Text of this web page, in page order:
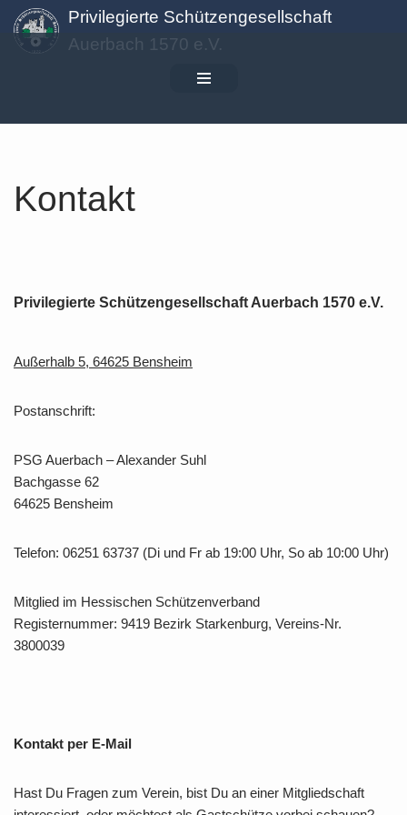
Zum
Privilegierte Schützengesellschaft
Auerbach 1570 e.V.
Kontakt
Privilegierte Schützengesellschaft Auerbach 1570 e.V.
Außerhalb 5, 64625 Bensheim
Postanschrift:
PSG Auerbach – Alexander Suhl
Bachgasse 62
64625 Bensheim
Telefon: 06251 63737 (Di und Fr ab 19:00 Uhr, So ab 10:00 Uhr)
Mitglied im Hessischen Schützenverband
Registernummer: 9419 Bezirk Starkenburg, Vereins-Nr.
3800039
Kontakt per E-Mail
Hast Du Fragen zum Verein, bist Du an einer Mitgliedschaft